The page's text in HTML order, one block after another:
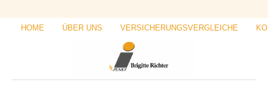
HOME ÜBER UNS VERSICHERUNGSVERGLEICHE